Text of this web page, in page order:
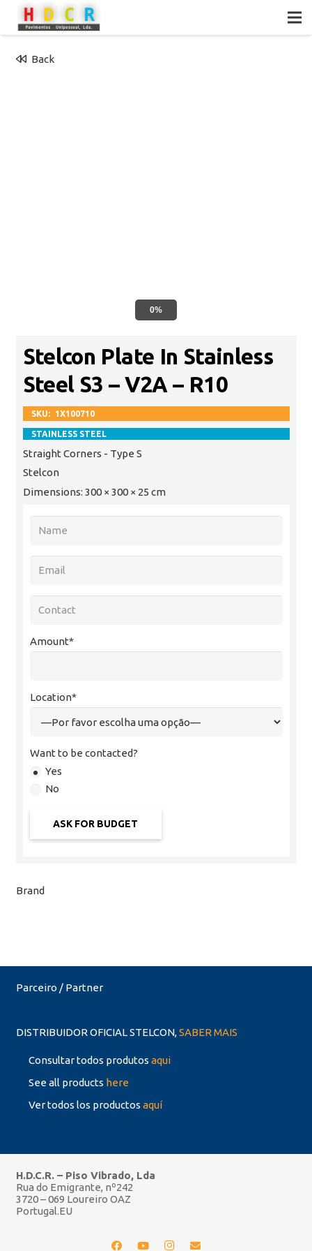
Back
0%
Stelcon Plate In Stainless
Steel S3 – V2A – R10
SKU: 1X100710
STAINLESS STEEL
Straight Corners - Type S
Stelcon
Dimensions: 300 × 300 × 25 cm
Amount*
Location*
Want to be contacted?
Yes
No
Brand
Parceiro / Partner
DISTRIBUIDOR OFICIAL STELCON,SABER MAIS
Consultar todos produtos aqui
See all products here
Ver todos los productos aquí
H.D.C.R. – Piso Vibrado, Lda
Rua do Emigrante, nº242
3720 – 069 Loureiro OAZ
Portugal.EU